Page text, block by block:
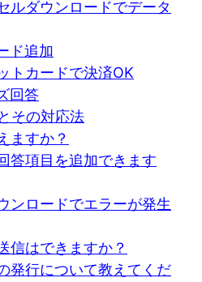
ルダウンロードでデータ
ド追加
トカードで決済OK
回答
その対応法
ますか？
答項目を追加できます
ンロードでエラーが発生
信はできますか？
発行について教えてくだ